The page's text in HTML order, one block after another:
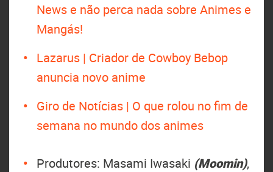
News e não perca nada sobre Animes e
Mangás!
Lazarus | Criador de Cowboy Bebop
anuncia novo anime
Giro de Notícias | O que rolou no fim de
semana no mundo dos animes
Produtores: Masami Iwasaki (Moomin),